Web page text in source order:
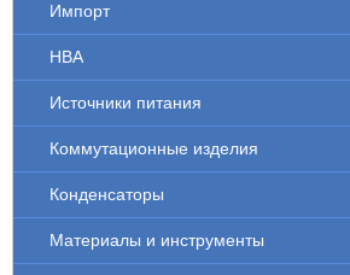
Импорт
НВА
Источники питания
Коммутационные изделия
Конденсаторы
Материалы и инструменты